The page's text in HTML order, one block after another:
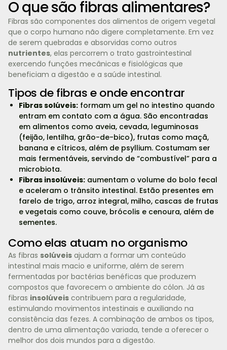
O que são fibras alimentares?
Fibras são componentes dos alimentos de origem vegetal
que o corpo humano não digere completamente. Em vez
de serem quebradas e absorvidas como outros
nutrientes, elas percorrem o trato gastrointestinal
exercendo funções mecânicas e fisiológicas que
beneficiam a digestão e a saúde intestinal.
Tipos de fibras e onde encontrar
Fibras solúveis:formam um gel no intestino quando
entram em contato com a água. São encontradas
em alimentos como aveia, cevada, leguminosas
(feijão, lentilha, grão-de-bico), frutas como maçã,
banana e cítricos, além de psyllium. Costumam ser
mais fermentáveis, servindo de “combustível” para a
microbiota.
Fibras insolúveis:aumentam o volume do bolo fecal
e aceleram o trânsito intestinal. Estão presentes em
farelo de trigo, arroz integral, milho, cascas de frutas
e vegetais como couve, brócolis e cenoura, além de
sementes.
Como elas atuam no organismo
As fibras solúveis ajudam a formar um conteúdo
intestinal mais macio e uniforme, além de serem
fermentadas por bactérias benéficas que produzem
compostos que favorecem o ambiente do cólon. Já as
fibras insolúveis contribuem para a regularidade,
estimulando movimentos intestinais e auxiliando na
consistência das fezes. A combinação de ambos os tipos,
dentro de uma alimentação variada, tende a oferecer o
melhor dos dois mundos para a digestão.